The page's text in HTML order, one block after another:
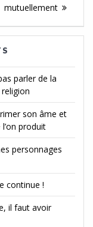
mutuellement
parler de la
son âme et
produit
personnages
continue !
il faut avoir